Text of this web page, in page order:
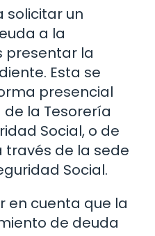
solicitar un
a la
presentar la
Esta se
presencial
la Tesorería
Social, o de
de la sede
Social.
en cuenta que la
de deuda